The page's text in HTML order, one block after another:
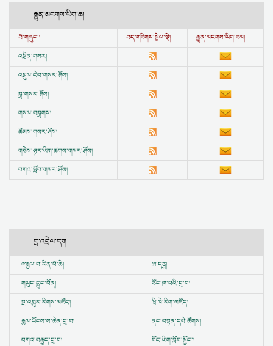
རྒྱུན་མངགས་ཡིག་ཆ།
ཐོ་གཞུང་། ཐད་གཟིགས་སྦྲེལ་སྣེ།
རྒྱུན་མངགས་ཡིག་ཟམ།
འཕྲིན་གསར།
འཕྲུལ་དེབ་གསར་ཤོས།
སྒྲ་གསར་ཤོས།
གསལ་བསྒྲགས།
ཚོམས་གསར་ཤོས།
གཅེས་ཉར་ཡིག་ཚགས་གསར་ཤོས།
བཀའ་སློབ་གསར་ཤོས།
དྲ་འབྲེལ་དག
ྋརྒྱལ་བ་རིན་པོ་ཆེ།
ཨ་དཪྴ།
གཡུང་དྲུང་བོན།
ཙོང་ཁ་པའི་དྲ་བ།
སྔ་འགྱུར་རིགས་མཛོད།
ཝི་ཁེ་རིག་མཛོད།
རྒྱལ་ཡོངས་ས་ཆེན་དྲ་བ།
ནང་བསྟན་དཔེ་ཚོགས།
བཀའ་བརྒྱུད་དྲ་བ།
བོད་ཡིག་སློབ་སྦྱོང་།